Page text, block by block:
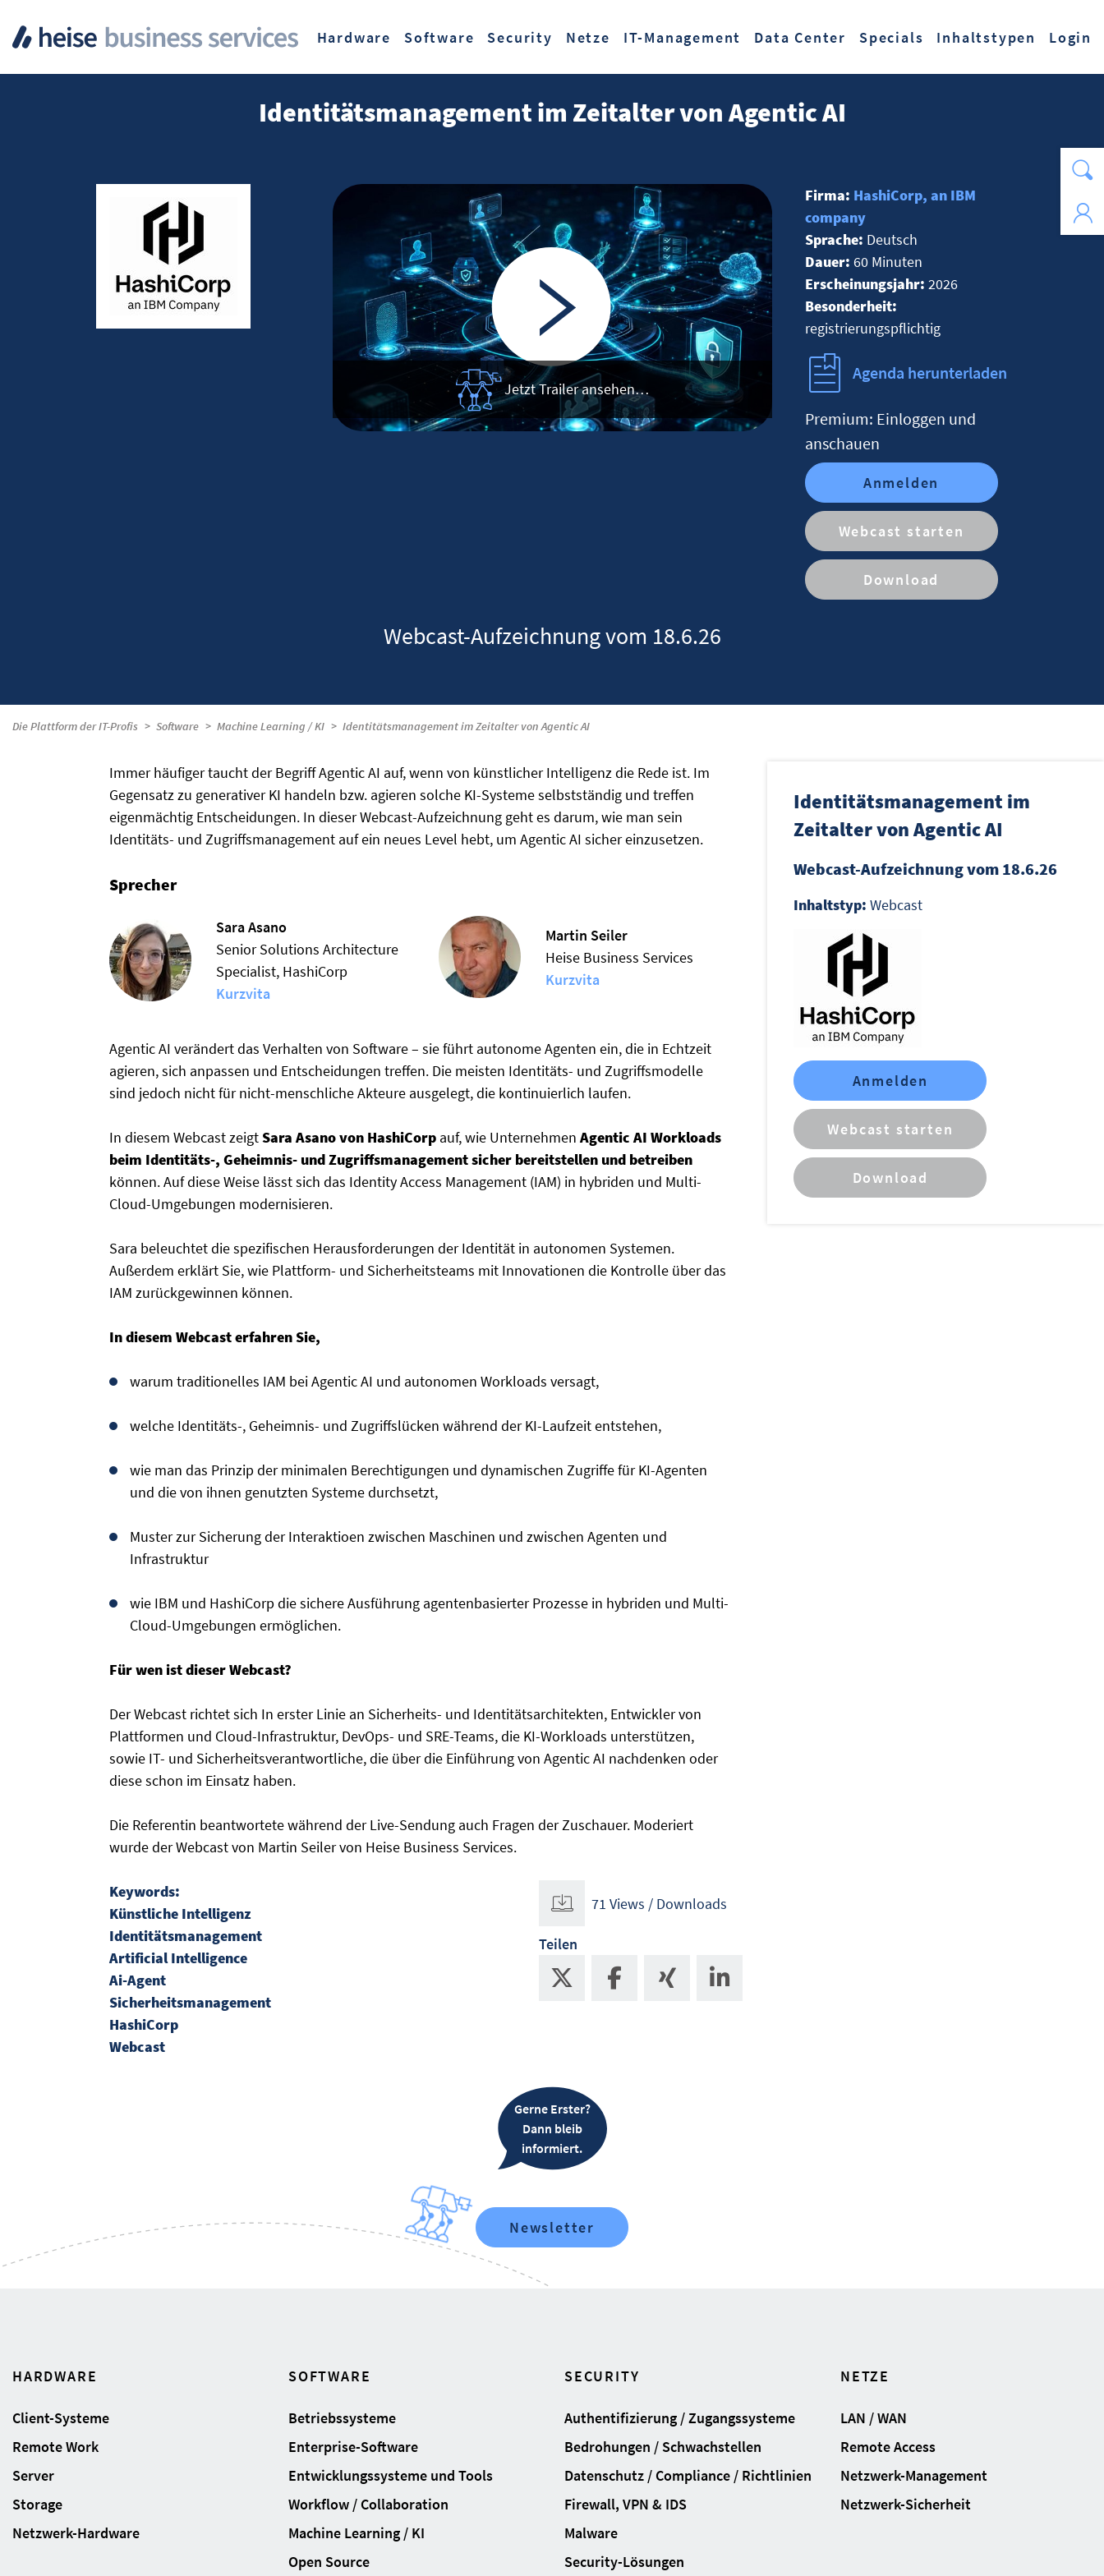
Hardware
Software Security Netze IT-Management Data Center Specials Inhaltstypen Login
Identitätsmanagement im Zeitalter von Agentic AI
Jetzt Trailer ansehen…
Webcast-Aufzeichnung vom 18.6.26
Firma: HashiCorp, an IBM
company
Sprache: Deutsch
Dauer: 60 Minuten
Erscheinungsjahr: 2026
Besonderheit:
registrierungspflichtig
Agenda herunterladen
Premium: Einloggen und
anschauen
Anmelden
Webcast starten
Download
Die Plattform der IT-Profis Software Machine Learning / KI Identitätsmanagement im Zeitalter von Agentic AI
Immer häufiger taucht der Begriff Agentic AI auf, wenn von künstlicher Intelligenz die Rede ist. Im
Gegensatz zu generativer KI handeln bzw. agieren solche KI-Systeme selbstständig und treffen
eigenmächtig Entscheidungen. In dieser Webcast-Aufzeichnung geht es darum, wie man sein
Identitäts- und Zugriffsmanagement auf ein neues Level hebt, um Agentic AI sicher einzusetzen.
Sprecher
Sara Asano
Senior Solutions Architecture
Specialist, HashiCorp
Kurzvita
Martin Seiler
Heise Business Services
Kurzvita
Agentic AI verändert das Verhalten von Software – sie führt autonome Agenten ein, die in Echtzeit
agieren, sich anpassen und Entscheidungen treffen. Die meisten Identitäts- und Zugriffsmodelle
sind jedoch nicht für nicht-menschliche Akteure ausgelegt, die kontinuierlich laufen.
In diesem Webcast zeigtSara Asano von HashiCorp auf, wie Unternehmen Agentic AI Workloads
beim Identitäts-, Geheimnis- und Zugriffsmanagement sicher bereitstellen und betreiben
können. Auf diese Weise lässt sich das Identity Access Management (IAM) in hybriden und Multi-
Cloud-Umgebungen modernisieren.
Sara beleuchtet die spezifischen Herausforderungen der Identität in autonomen Systemen.
Außerdem erklärt Sie, wie Plattform- und Sicherheitsteams mit Innovationen die Kontrolle über das
IAM zurückgewinnen können.
In diesem Webcast erfahren Sie,
warum traditionelles IAM bei Agentic AI und autonomen Workloads versagt,
welche Identitäts-, Geheimnis- und Zugriffslücken während der KI-Laufzeit entstehen,
wie man das Prinzip der minimalen Berechtigungen und dynamischen Zugriffe für KI-Agenten
und die von ihnen genutzten Systeme durchsetzt,
Muster zur Sicherung der Interaktioen zwischen Maschinen und zwischen Agenten und
Infrastruktur
wie IBM und HashiCorp die sichere Ausführung agentenbasierter Prozesse in hybriden und Multi-
Cloud-Umgebungen ermöglichen.
Für wen ist dieser Webcast?
Der Webcast richtet sich In erster Linie an Sicherheits- und Identitätsarchitekten, Entwickler von
Plattformen und Cloud-Infrastruktur, DevOps- und SRE-Teams, die KI-Workloads unterstützen,
sowie IT- und Sicherheitsverantwortliche, die über die Einführung von Agentic AI nachdenken oder
diese schon im Einsatz haben.
Die Referentin beantwortete während der Live-Sendung auch Fragen der Zuschauer. Moderiert
wurde der Webcast von Martin Seiler von Heise Business Services.
Keywords:
Künstliche Intelligenz
Identitätsmanagement
Artificial Intelligence
Ai-Agent
Sicherheitsmanagement
HashiCorp
Webcast
71 Views / Downloads
Teilen
Identitätsmanagement im
Zeitalter von Agentic AI
Webcast-Aufzeichnung vom 18.6.26
Inhaltstyp:Webcast
Anmelden
Webcast starten
Download
Gerne Erster?
Dann bleib
informiert.
Newsletter
HARDWARE
Client-Systeme
Remote Work
Server
Storage
Netzwerk-Hardware
SOFTWARE
Betriebssysteme
Enterprise-Software
Entwicklungssysteme und Tools
Workflow / Collaboration
Machine Learning / KI
Open Source
SECURITY
Authentifizierung / Zugangssysteme
Bedrohungen / Schwachstellen
Datenschutz / Compliance / Richtlinien
Firewall, VPN & IDS
Malware
Security-Lösungen
NETZE
LAN / WAN
Remote Access
Netzwerk-Management
Netzwerk-Sicherheit